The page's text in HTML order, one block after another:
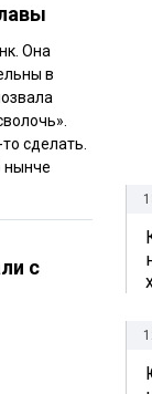
Она
в
сделать.
нынче
с